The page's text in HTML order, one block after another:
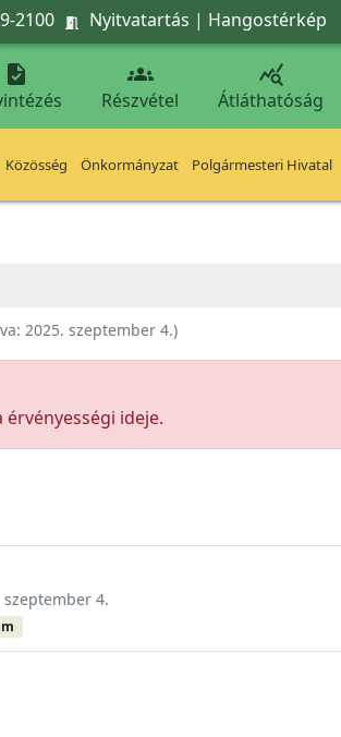
2100  Nyitvatartás | Hangostérkép
 
Részvétel

Átláthatóság
Közösség Önkormányzat Polgármesteri Hivatal
2025. szeptember 4.)
ideje.
4.